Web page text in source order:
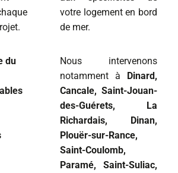
du
votre logement en bord
de mer.
Nous intervenons
notamment à Dinard,
Cancale, Saint-Jouan-
des-Guérets, La
Richardais, Dinan,
Plouër-sur-Rance,
Saint-Coulomb,
Paramé, Saint-Suliac,